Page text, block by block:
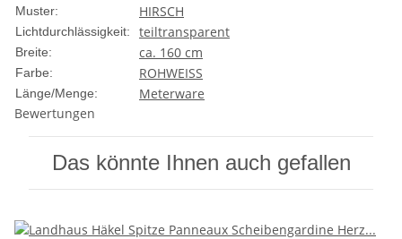
Muster: HIRSCH
Lichtdurchlässigkeit: teiltransparent
Breite: ca. 160 cm
Farbe: ROHWEISS
Länge/Menge:
Meterware
Bewertungen
Das könnte Ihnen auch gefallen